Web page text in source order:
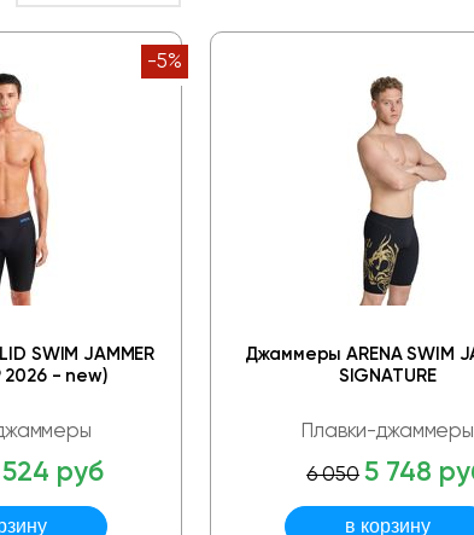
-5%
SWIM JAMMER
2026 - new)
руб
Джаммеры ARENA SWIM
SIGNATURE
Плавки-джаммеры
6 050 5 748